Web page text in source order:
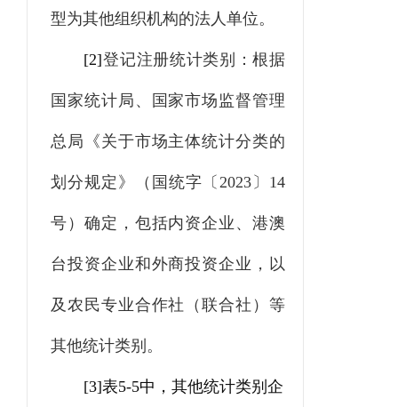
型为其他组织机构的法人单位。
[2]登记注册统计类别：根据
国家统计局、国家市场监督管理
总局《关于市场主体统计分类的
划分规定》（国统字〔 2023 〕 14
号）确定，包括内资企业、港澳
台投资企业和外商投资企业，以
及农民专业合作社（联合社）等
其他统计类别。
[3]表5-5中，其他统计类别企